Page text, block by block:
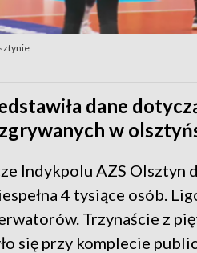
dane
w
Indykpolu AZS Olsztyn
4 tysiące osób.
Trzynaście z
się przy komplecie